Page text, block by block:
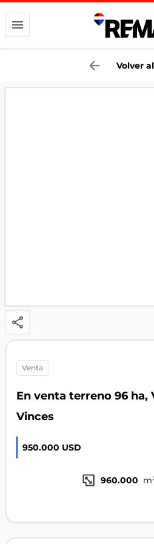
Volver
venta
En venta terreno 96 ha,
Vinces
950.000 USD
960.000